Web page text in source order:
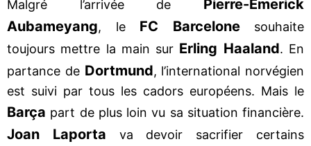
Malgré l’arrivée de Pierre-Emerick
Aubameyang, le FC Barcelonesouhaite
toujours mettre la main sur Erling Haaland. En
partance de Dortmund, l’international norvégien
est suivi par tous les cadors européens. Mais le
Barça part de plus loin vu sa situation financière.
Joan Laporta va devoir sacrifier certains